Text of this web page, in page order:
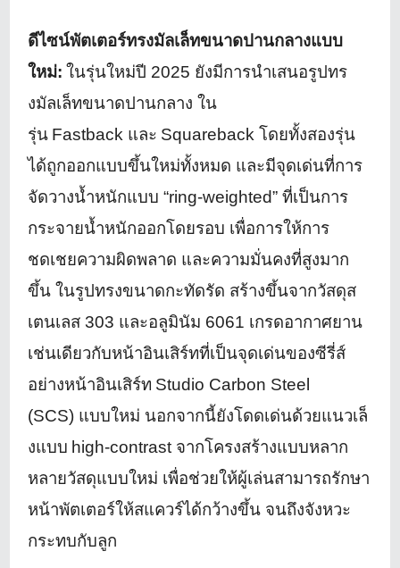
ดีไซน์พัตเตอร์ทรงมัลเล็ทขนาดปานกลางแบบ
ใหม่: ในรุ่นใหม่ปี 2025 ยังมีการนำเสนอรูปทร
งมัลเล็ทขนาดปานกลาง ใน
รุ่น Fastback และ Squarebackโดยทั้งสองรุ่น
ได้ถูกออกแบบขึ้นใหม่ทั้งหมด และมีจุดเด่นที่การ
จัดวางน้ำหนักแบบ “ring-weighted”ที่เป็นการ
กระจายน้ำหนักออกโดยรอบ เพื่อการให้การ
ชดเชยความผิดพลาด และความมั่นคงที่สูงมาก
ขึ้น ในรูปทรงขนาดกะทัดรัด สร้างขึ้นจากวัสดุส
เตนเลส 303 และอลูมินัม 6061 เกรดอากาศยาน
เช่นเดียวกับหน้าอินเสิร์ทที่เป็นจุดเด่นของซีรี่ส์
อย่างหน้าอินเสิร์ท Studio Carbon Steel
(SCS) แบบใหม่ นอกจากนี้ยังโดดเด่นด้วยแนวเล็
งแบบ high-contrast จากโครงสร้างแบบหลาก
หลายวัสดุแบบใหม่ เพื่อช่วยให้ผู้เล่นสามารถรักษา
หน้าพัตเตอร์ให้สแควร์ได้กว้างขึ้น จนถึงจังหวะ
กระทบกับลูก